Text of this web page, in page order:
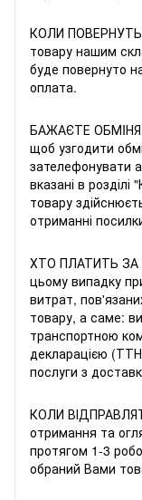
КОЛИ ПОВЕРНУТЬ
товару нашим
буде повернуто
оплата.
БАЖАЄТЕ
щоб узгодити
зателефонувати
вказані в розділі
товару
отриманні
ХТО ПЛАТИТЬ
цьому випадку
витрат,
товару, а саме:
транспортною
декларацією
послуги з
КОЛИ
отримання та
протягом 1-3
обраний Вами